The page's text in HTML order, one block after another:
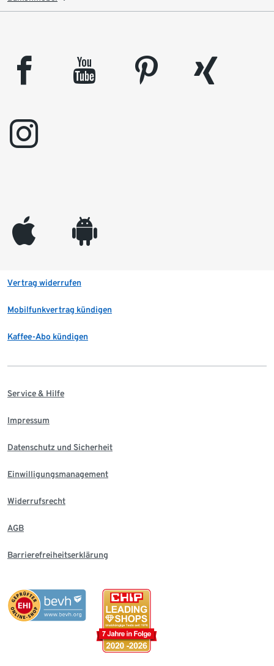
facebook youtube pinterest
xing
instagram
appleinc android
Vertrag widerrufen
Mobilfunkvertrag kündigen
Kaffee-Abo kündigen
Service & Hilfe
Impressum
Datenschutz und Sicherheit
Einwilligungsmanagement
Widerrufsrecht
AGB
Barrierefreiheitserklärung